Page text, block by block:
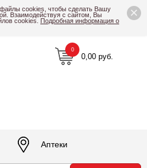
×
cookies, чтобы сделать Вашу
Взаимодействуя с сайтом, Вы
cookies. Подробная информация о
0,00 руб.
0
Аптеки